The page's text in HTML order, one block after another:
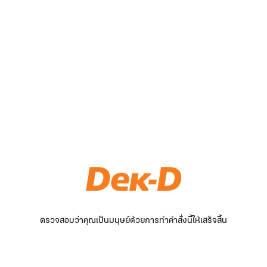
ตรวจสอบว่าคุณเป็นมนุษย์ด้วยการทำคำสั่งนี้ให้เสร็จสิ้น